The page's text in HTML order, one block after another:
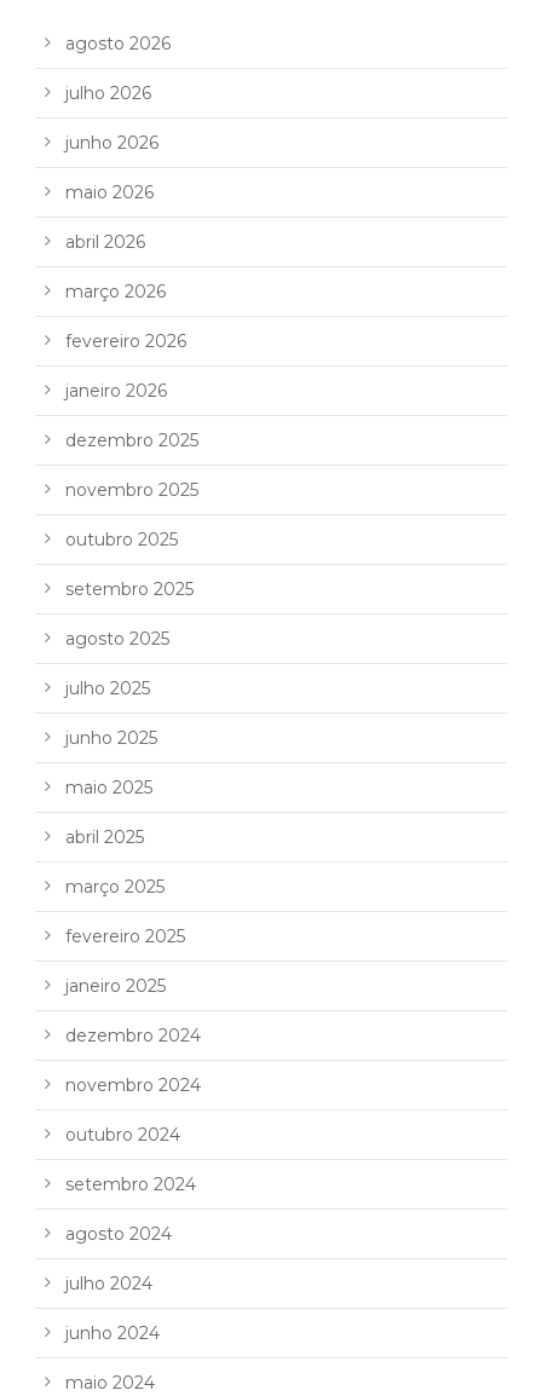
agosto 2026
julho 2026
junho 2026
maio 2026
abril 2026
março 2026
fevereiro 2026
janeiro 2026
dezembro 2025
novembro 2025
outubro 2025
setembro 2025
agosto 2025
julho 2025
junho 2025
maio 2025
abril 2025
março 2025
fevereiro 2025
janeiro 2025
dezembro 2024
novembro 2024
outubro 2024
setembro 2024
agosto 2024
julho 2024
junho 2024
maio 2024